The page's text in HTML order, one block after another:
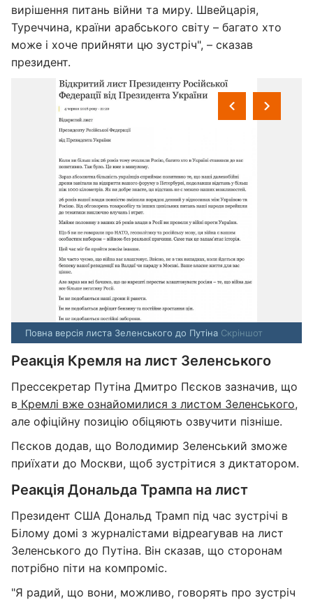
вирішення питань війни та миру. Швейцарія,
Туреччина, країни арабського світу – багато хто
може і хоче прийняти цю зустріч", – сказав
президент.
Повна версія листа Зеленського до Путіна Скріншот
Реакція Кремля на лист Зеленського
Прессекретар Путіна Дмитро Пєсков зазначив, що
в Кремлі вже ознайомилися з листом Зеленського,
але офіційну позицію обіцяють озвучити пізніше.
Пєсков додав, що Володимир Зеленський зможе
приїхати до Москви, щоб зустрітися з диктатором.
Реакція Дональда Трампа на лист
Президент США Дональд Трамп під час зустрічі в
Білому домі з журналістами відреагував на лист
Зеленського до Путіна. Він сказав, що сторонам
потрібно піти на компроміс.
"Я радий, що вони, можливо, говорять про зустріч